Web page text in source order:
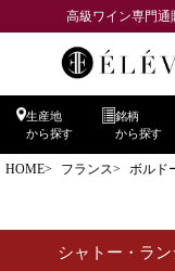
高級ワイン専門通
生産地
から探す
銘柄
から探す
HOME フランス ボルド
シャトー・ラ
商品番号
在庫なし商品
在庫なし商品